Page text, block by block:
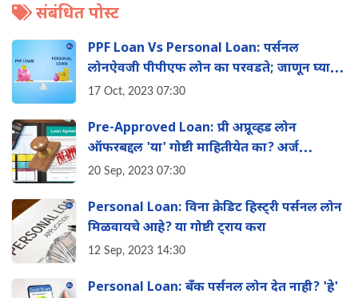
संबंधित पोस्ट
PPF Loan Vs Personal Loan: पर्सनल
लोनऐवजी पीपीएफ लोन का परवडते; जाणून घ्या
नियम आणि व्याजदर
17 Oct, 2023 07:30
Pre-Approved Loan: प्री अप्रूव्हड लोन
ऑफरबद्दल 'या' गोष्टी माहितीयेत का? अर्ज
करण्याची प्रक्रिया जाणून घ्या
20 Sep, 2023 07:30
Personal Loan: विना क्रेडिट हिस्ट्री पर्सनल लोन
मिळवायचे आहे? या गोष्टी ट्राय करा
12 Sep, 2023 14:30
Personal Loan: बँक पर्सनल लोन देत नाही? 'हे'